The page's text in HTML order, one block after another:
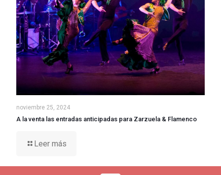
noviembre 25, 2024
A la venta las entradas anticipadas para Zarzuela & Flamenco
Leer más